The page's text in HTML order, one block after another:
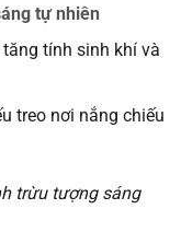
tự nhiên
tính sinh khí và
treo nơi nắng chiếu
trừu tượng sáng